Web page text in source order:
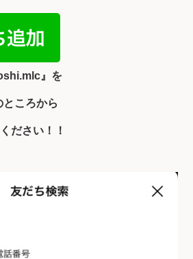
』を
ころから
ださい！！